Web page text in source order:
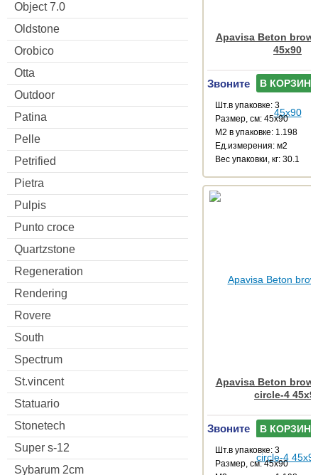
Object 7.0
Oldstone
Orobico
Otta
Outdoor
Patina
Pelle
Petrified
Pietra
Pulpis
Punto croce
Quartzstone
Regeneration
Rendering
Rovere
South
Spectrum
St.vincent
Statuario
Stonetech
Super s-12
Sybarum 2cm
Apavisa Beton
45x90
Звоните В КОРЗИНУ
Шт.в упаковке: 3
Размер, см: 45x90
М2 в упаковке: 1.198
Ед.измерения: м2
Веc упаковки, кг: 30.1
Apavisa Beton
circle-4
Звоните В КОРЗИНУ
Шт.в упаковке: 3
Размер, см: 45x90